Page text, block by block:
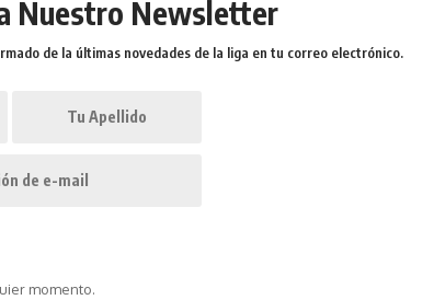
Nuestro Newsletter
de la últimas novedades de la liga en tu correo electrónico.
momento.